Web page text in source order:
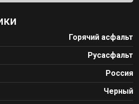
Горячий асфальт
Русасфальт
Россия
Черный